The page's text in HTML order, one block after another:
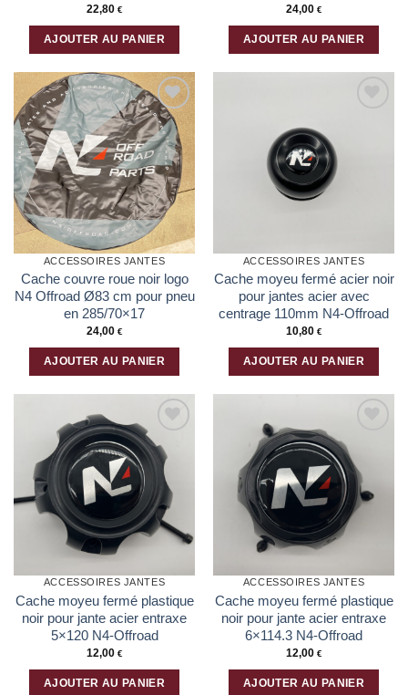
22,80 €
AJOUTER AU PANIER
24,00 €
AJOUTER AU PANIER
Ajouter
à la liste
d’envies
ACCESSOIRES JANTES
Cache couvre roue noir logo
N4 Offroad Ø83 cm pour pneu
en 285/70×17
24,00 €
AJOUTER AU PANIER
ACCESSOIRES JANTES
Cache moyeu fermé acier noir
pour jantes acier avec
centrage 110mm N4-Offroad
10,80 €
AJOUTER AU PANIER
Ajouter
à la liste
d’envies
ACCESSOIRES JANTES
Cache moyeu fermé plastique
noir pour jante acier entraxe
5×120 N4-Offroad
12,00 €
AJOUTER AU PANIER
à la liste
d’envies
ACCESSOIRES JANTES
Cache moyeu fermé plastique
noir pour jante acier entraxe
6×114.3 N4-Offroad
12,00 €
AJOUTER AU PANIER